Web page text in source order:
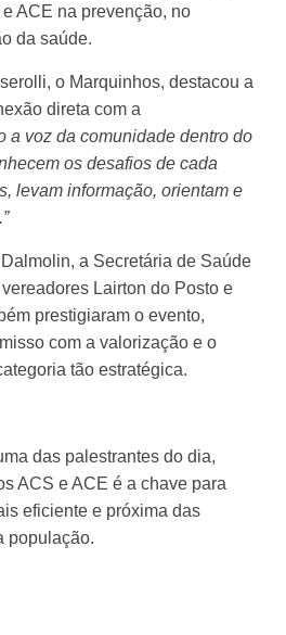
ACE na prevenção, no
da saúde.
o Marquinhos, destacou a
direta com a
a voz da comunidade dentro do
os desafios de cada
levam informação, orientam e
a Secretária de Saúde
Lairton do Posto e
prestigiaram o evento,
com a valorização e o
tão estratégica.
das palestrantes do dia,
ACS e ACE é a chave para
eficiente e próxima das
população.